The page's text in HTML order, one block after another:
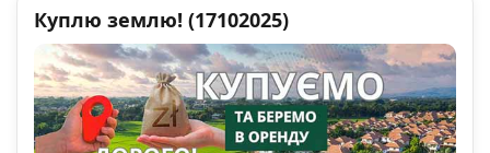
Куплю землю! (17102025)